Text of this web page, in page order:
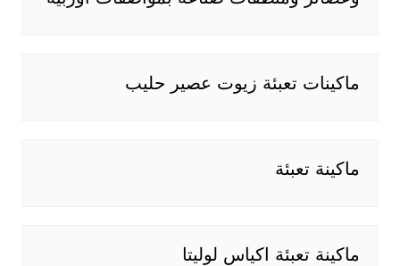
ماكينات تعبئة زيوت عصير حليب
ماكينة تعبئة
ماكينة تعبئة اكياس لوليتا